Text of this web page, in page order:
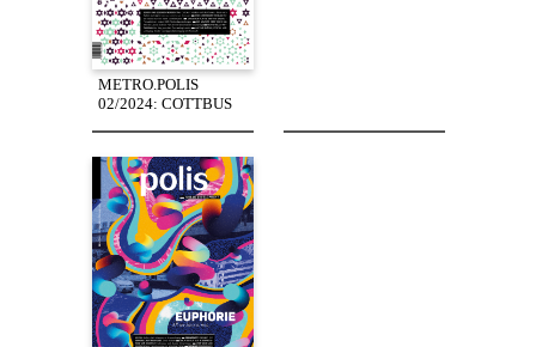
METRO.POLIS
02/2024: COTTBUS